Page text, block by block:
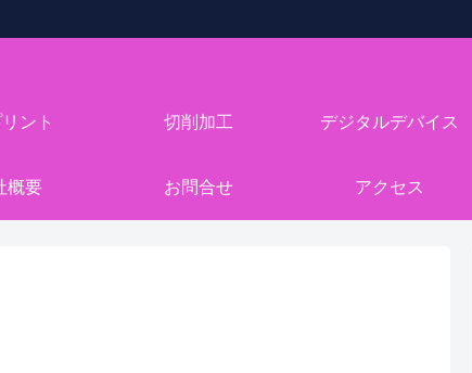
ント 切削加工 デジタルデバイス
概要 お問合せ アクセス